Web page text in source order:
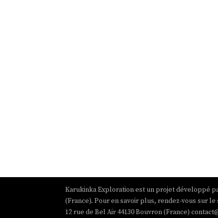
Karukinka Exploration est un projet développé
(France). Pour en savoir plus, rendez-vous sur
12 rue de Bel Air 44130 Bouvron (France)